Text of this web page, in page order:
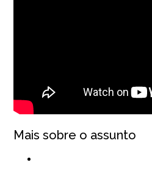
Mais sobre o assunto